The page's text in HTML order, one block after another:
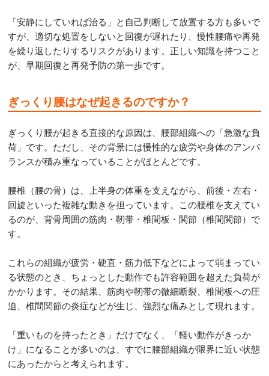
「安静にしていれば治る」と自己判断して放置する方も多いで
すが、適切な処置をしないと回復が遅れたり、慢性腰痛や再発
を繰り返したりするリスクがあります。正しい知識を持つこと
が、早期回復と再発予防の第一歩です。
ぎっくり腰はなぜ起きるのですか？
ぎっくり腰が起きる直接的な原因は、腰部組織への「急激な負
荷」です。ただし、その背景には慢性的な疲労や身体のアンバ
ランスが積み重なっていることがほとんどです。
腰椎（腰の骨）は、上半身の体重を支えながら、前後・左右・
回旋といった複雑な動きを担っています。この腰椎を支えてい
るのが、背骨周囲の筋肉・靭帯・椎間板・関節（椎間関節）で
す。
これらの組織が疲労・硬直・筋力低下などによって弱まってい
る状態のとき、ちょっとした動作でも許容範囲を超えた負荷が
かかります。その結果、筋肉や靭帯の微細断裂、椎間板への圧
迫、椎間関節の炎症などが生じ、強烈な痛みとして現れます。
「重いものを持ったとき」だけでなく、「軽い動作がきっか
け」になることが多いのは、すでに腰部組織が限界に近い状態
にあったからと考えられます。